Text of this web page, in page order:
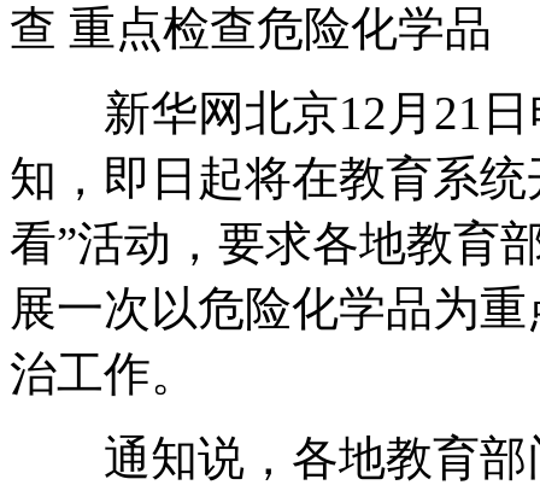
查 重点检查危险化学品
新华网北京12月21日
知，即日起将在教育系
看”活动，要求各地教育
展一次以危险化学品为
治工作。
通知说，各地教育部